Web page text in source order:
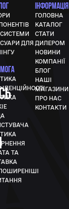
СИСТЕМИ
ДЛЯ
ТА
ІНФОРМАЦІЯ
ГОЛОВНА
КАТАЛОГ
СТАТИ
ДИЛЕРОМ
НОВИНИ
КОМПАНІЇ
БЛОГ
НАШІ
МАГАЗИНИ
ПРО НАС
КОНТАКТИ